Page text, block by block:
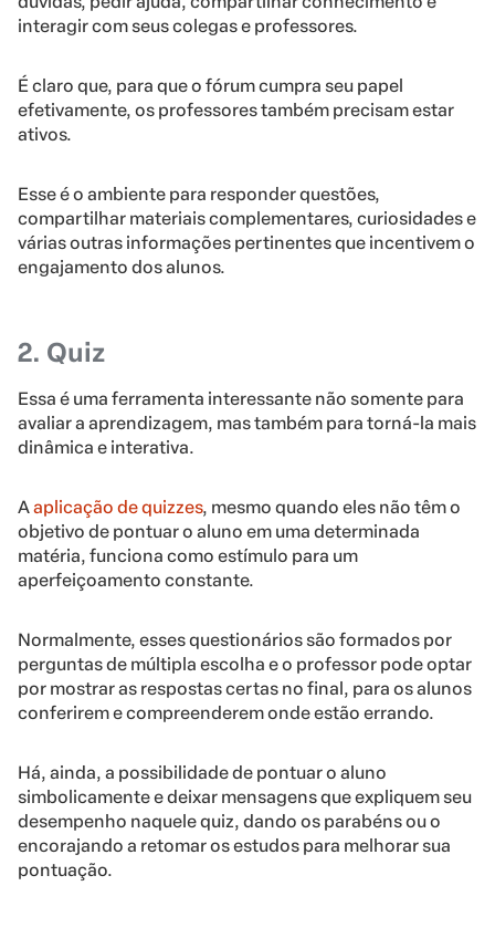
interagir com seus colegas e professores.
É claro que, para que o fórum cumpra seu papel
efetivamente, os professores também precisam estar
ativos.
Esse é o ambiente para responder questões,
compartilhar materiais complementares, curiosidades e
várias outras informações pertinentes que incentivem o
engajamento dos alunos.
2. Quiz
Essa é uma ferramenta interessante não somente para
avaliar a aprendizagem, mas também para torná-la mais
dinâmica e interativa.
Aaplicação de quizzes, mesmo quando eles não têm o
objetivo de pontuar o aluno em uma determinada
matéria, funciona como estímulo para um
aperfeiçoamento constante.
Normalmente, esses questionários são formados por
perguntas de múltipla escolha e o professor pode optar
por mostrar as respostas certas no final, para os alunos
conferirem e compreenderem onde estão errando.
Há, ainda, a possibilidade de pontuar o aluno
simbolicamente e deixar mensagens que expliquem seu
desempenho naquele quiz, dando os parabéns ou o
encorajando a retomar os estudos para melhorar sua
pontuação.